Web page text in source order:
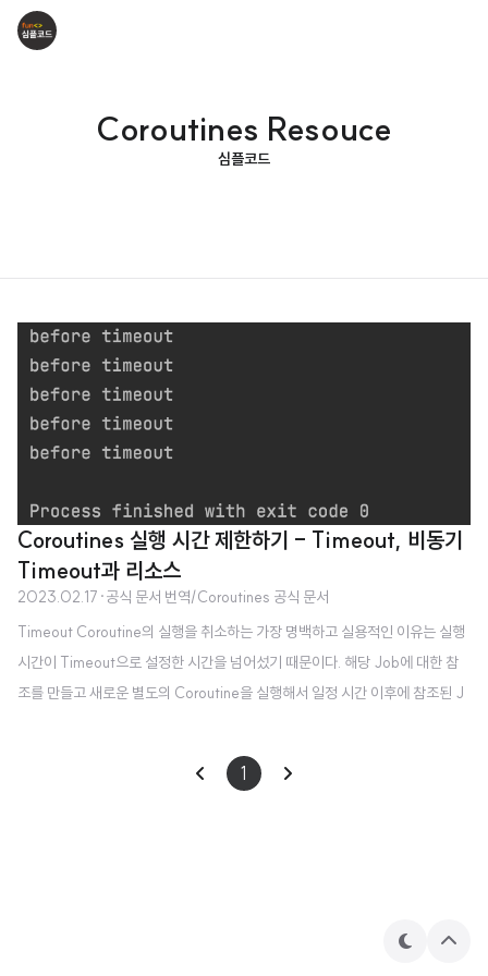
Coroutines Resouce
심플코드
Coroutines 실행 시간 제한하기 - Timeout, 비동기
Timeout과 리소스
2023.02.17 ·공식 문서 번역/Coroutines 공식 문서
Timeout Coroutine의 실행을 취소하는 가장 명백하고 실용적인 이유는 실행
시간이 Timeout으로 설정한 시간을 넘어섰기 때문이다. 해당 Job에 대한 참
조를 만들고 새로운 별도의 Coroutine을 실행해서 일정 시간 이후에 참조된 J
가 이미 만들어져 있다. 다음 예를 보자. import kotlinx.coroutines.* fun mai
n() = runBlocking { withTimeout(1300L) { repeat(1000) { i -> print
1
테
상